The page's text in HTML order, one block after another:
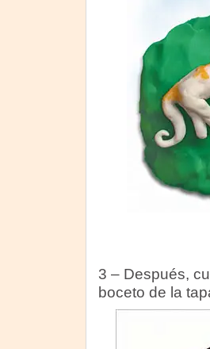
3 – Después,
boceto de la